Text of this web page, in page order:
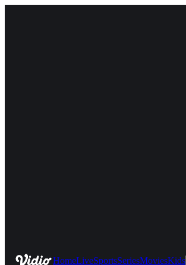
HomeLiveSportsSeriesMoviesKids